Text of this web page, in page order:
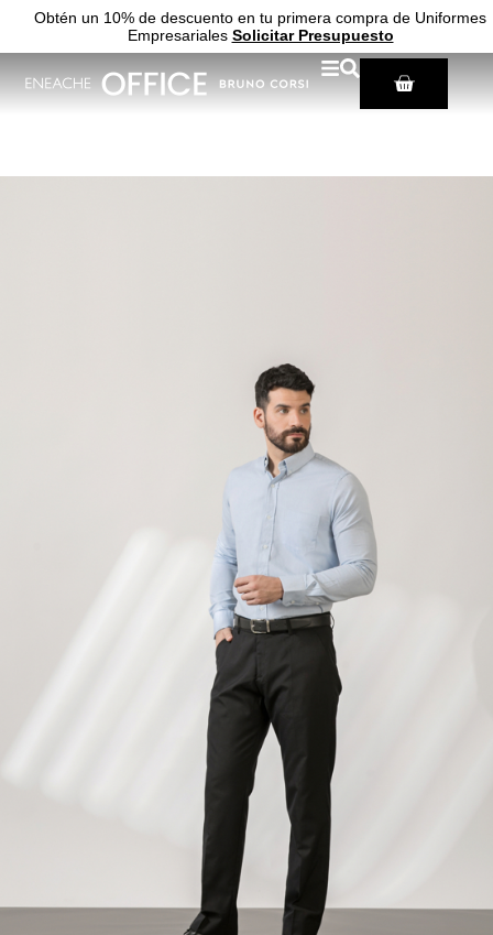
Obtén un 10% de descuento en tu primera compra de Uniformes
Empresariales Solicitar Presupuesto